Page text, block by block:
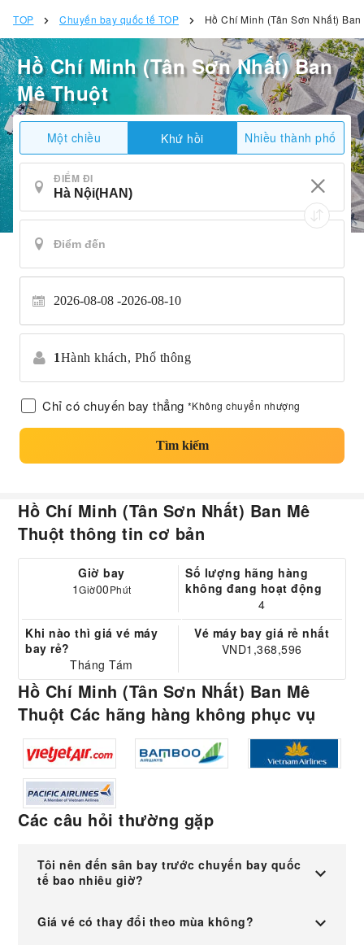
TOP Chuyến bay quốc tế TOP Hồ Chí Minh (Tân Sơn Nhất)
Hồ Chí Minh (Tân Sơn Nhất) Ban
Mê Thuột
Một chiều Khứ hồi Nhiều thành phố
ĐIỂM ĐI
2026-08-08 2026-08-10
1Hành khách, Phổ thông
Chỉ có chuyến bay thẳng *Không chuyển nhượng
Tìm kiếm
Hồ Chí Minh (Tân Sơn Nhất) Ban Mê
Thuột thông tin cơ bản
Giờ bay
1Giờ00Phút
Số lượng hãng hàng
không đang hoạt động
4
Khi nào thì giá vé máy
bay rẻ?
Tháng Tám
Vé máy bay giá rẻ nhất
VND1,368,596
Hồ Chí Minh (Tân Sơn Nhất) Ban Mê
Thuột Các hãng hàng không phục vụ
Các câu hỏi thường gặp
Tôi nên đến sân bay trước chuyến bay quốc
tế bao nhiêu giờ?
Giá vé có thay đổi theo mùa không?